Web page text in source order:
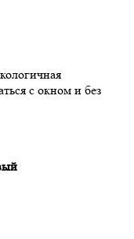
с окном и без